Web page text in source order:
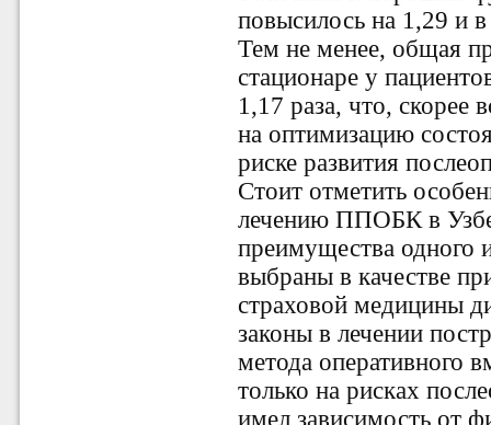
повысилось на 1,29 и в
Тем не менее, общая
стационаре у
1,17 раза, что, скорее
на оптимизацию
риске развития
Стоит отметить
лечению ППОБК в
преимущества одного
выбраны в качестве
страховой медицины
законы в лечении
метода оперативного
только на рисках
имел зависимость от